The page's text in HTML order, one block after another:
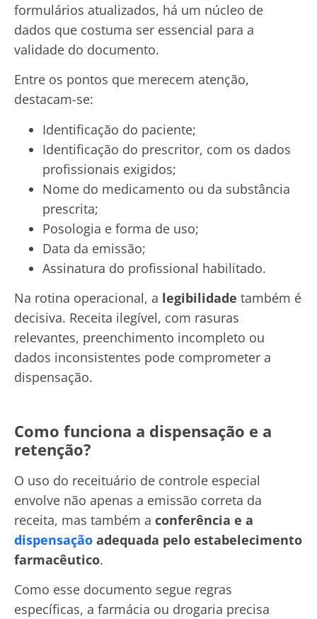
formulários atualizados, há um núcleo de
dados que costuma ser essencial para a
validade do documento.
Entre os pontos que merecem atenção,
destacam-se:
Identificação do paciente;
Identificação do prescritor, com os dados
profissionais exigidos;
Nome do medicamento ou da substância
prescrita;
Posologia e forma de uso;
Data da emissão;
Assinatura do profissional habilitado.
Na rotina operacional, a legibilidade também é
decisiva. Receita ilegível, com rasuras
relevantes, preenchimento incompleto ou
dados inconsistentes pode comprometer a
dispensação.
Como funciona a dispensação e a
retenção?
O uso do receituário de controle especial
envolve não apenas a emissão correta da
receita, mas também a conferência e a
dispensação adequada pelo estabelecimento
farmacêutico.
Como esse documento segue regras
específicas, a farmácia ou drogaria precisa